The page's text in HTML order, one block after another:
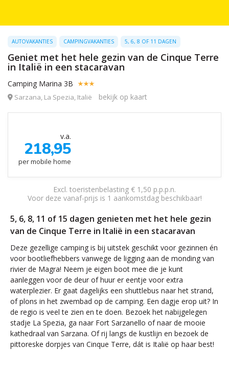
AUTOVAKANTIES CAMPINGVAKANTIES 5, 6, 8 OF 11 DAGEN
Geniet met het hele gezin van de Cinque Terre
in Italië in een stacaravan
Camping Marina 3B
Sarzana, La Spezia, Italië bekijk op kaart
v.a.
218,95
per mobile home
Excl. toeristenbelasting € 1,50 p.p.p.n.
Voor deze vanaf-prijs is 1 aankomstdag beschikbaar!
5, 6, 8, 11 of 15 dagen genieten met het hele gezin
van de Cinque Terre in Italië in een stacaravan
Deze gezellige camping is bij uitstek geschikt voor gezinnen én
voor bootliefhebbers vanwege de ligging aan de monding van
rivier de Magra! Neem je eigen boot mee die je kunt
aanleggen voor de deur of huur er eentje voor extra
waterplezier. Er gaat dagelijks een shuttlebus naar het strand,
of plons in het zwembad op de camping. Een dagje erop uit? In
de regio is veel te zien en te doen. Bezoek het nabijgelegen
stadje La Spezia, ga naar Fort Sarzanello of naar de mooie
kathedraal van Sarzana. Of rij langs de kustlijn en bezoek de
pittoreske dorpjes van Cinque Terre, dát is Italië op haar best!